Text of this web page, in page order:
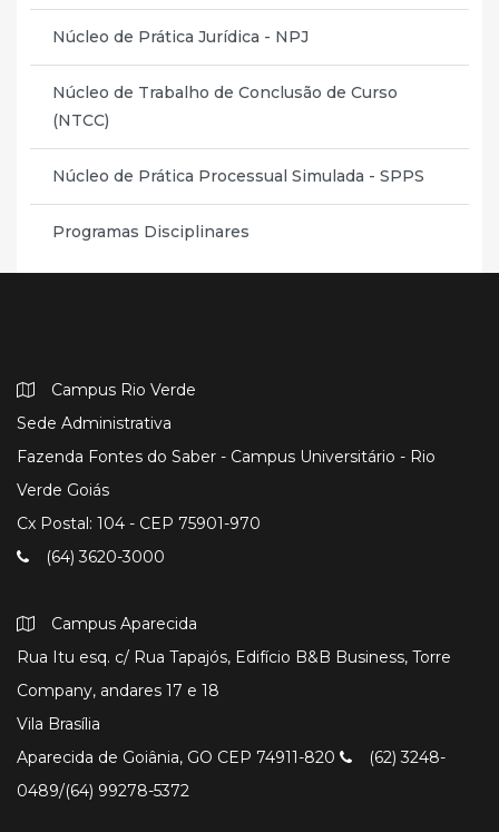
Núcleo de Prática Jurídica - NPJ
Núcleo de Trabalho de Conclusão de Curso
(NTCC)
Núcleo de Prática Processual Simulada - SPPS
Programas Disciplinares
Campus Rio Verde
Sede Administrativa
Fazenda Fontes do Saber - Campus Universitário - Rio
Verde Goiás
Cx Postal: 104 - CEP 75901-970
(64) 3620-3000
Campus Aparecida
Rua Itu esq. c/ Rua Tapajós, Edifício B&B Business, Torre
Company, andares 17 e 18
Vila Brasília
Aparecida de Goiânia, GO CEP 74911-820
(62) 3248-
0489/(64) 99278-5372